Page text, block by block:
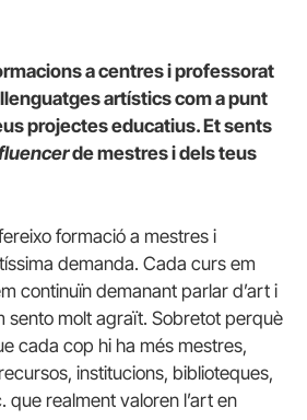
a centres i professorat
artístics com a punt
projectes educatius. Et sents
de mestres i dels teus
formació a mestres i
demanda. Cada curs em
continuïn demanant parlar d’art i
sento molt agraït. Sobretot perquè
cada cop hi ha més mestres,
institucions, biblioteques,
que realment valoren l’art en